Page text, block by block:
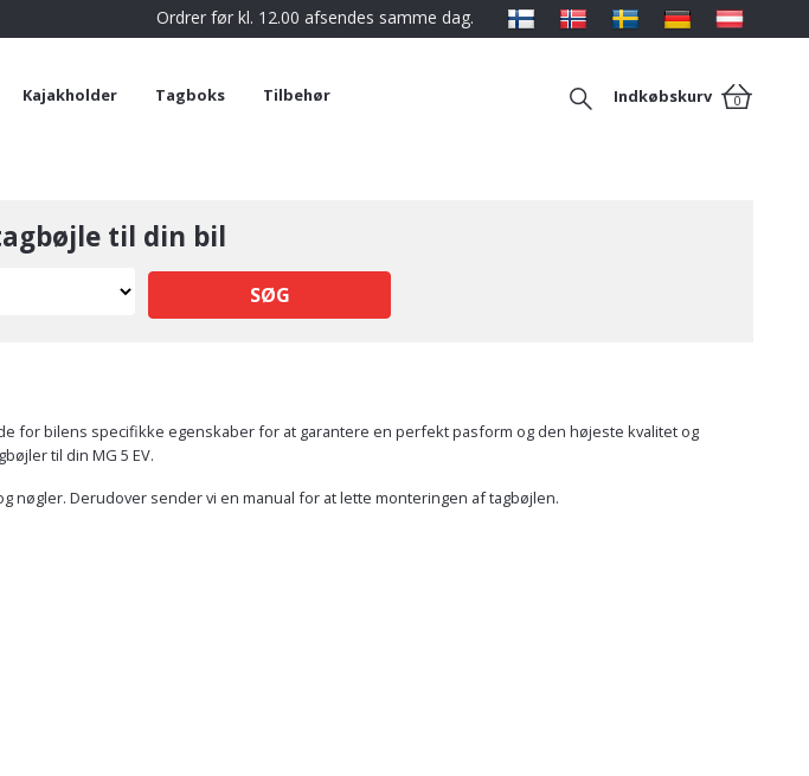
Ordrer før kl. 12.00 afsendes samme dag.
Kajakholder Tagboks Tilbehør Indkøbskurv 0
til din bil
SØG
for bilens specifikke egenskaber for at garantere en perfekt pasform og den højeste kvalitet og
til din MG 5 EV.
nøgler. Derudover sender vi en manual for at lette monteringen af tagbøjlen.